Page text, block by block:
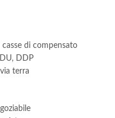
di compensato
DDP
terra